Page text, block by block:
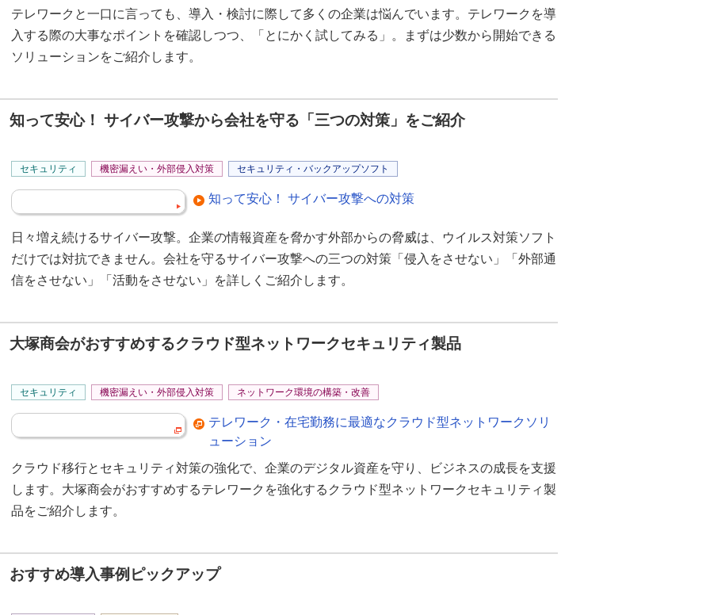
テレワークと一口に言っても、導入・検討に際して多くの企業は悩んでいます。テレワークを導
入する際の大事なポイントを確認しつつ、「とにかく試してみる」。まずは少数から開始できる
ソリューションをご紹介します。
知って安心！ サイバー攻撃から会社を守る「三つの対策」をご紹介
セキュリティ 機密漏えい・外部侵入対策 セキュリティ・バックアップソフト
知って安心！ サイバー攻撃への対策
日々増え続けるサイバー攻撃。企業の情報資産を脅かす外部からの脅威は、ウイルス対策ソフト
だけでは対抗できません。会社を守るサイバー攻撃への三つの対策「侵入をさせない」「外部通
信をさせない」「活動をさせない」を詳しくご紹介します。
大塚商会がおすすめするクラウド型ネットワークセキュリティ製品
セキュリティ 機密漏えい・外部侵入対策 ネットワーク環境の構築・改善
テレワーク・在宅勤務に最適なクラウド型ネットワークソリ
ューション
クラウド移行とセキュリティ対策の強化で、企業のデジタル資産を守り、ビジネスの成長を支援
します。大塚商会がおすすめするテレワークを強化するクラウド型ネットワークセキュリティ製
品をご紹介します。
おすすめ導入事例ピックアップ